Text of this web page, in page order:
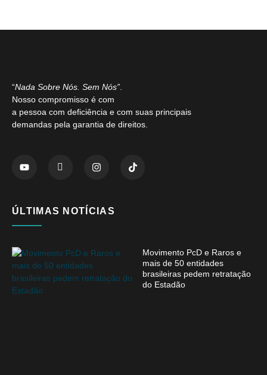
“Nada Sobre Nós. Sem Nós”
Nosso compromisso é com
a pessoa com deficiência e com suas principais
demandas pela garantia de direitos.
ÚLTIMAS NOTÍCIAS
Movimento PcD e Raros e
mais de 50 entidades
brasileiras pedem retratação
do Estadão